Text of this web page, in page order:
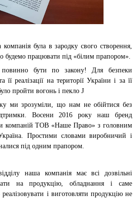
була в зародку свого створення,
будемо працювати під «білим прапором».
бути по закону! Для безпеки
її реалізації на території України і за її
пройти вогонь і пекло J
ми зрозуміли, що нам не обійтися без
Восени 2016 року наш бренд
компаній ТОВ «Наше Право» з головним
Простими словами виробничий і
під одним прапором.
наша компанія має всі дозвільні
на продукцію, обладнання і саме
і виготовляти продукцію не